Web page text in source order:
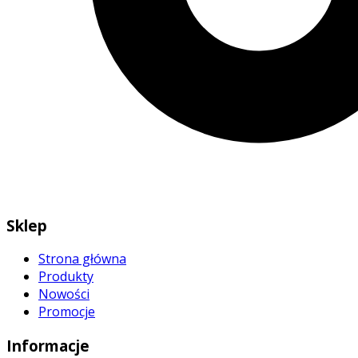
Sklep
Strona główna
Produkty
Nowości
Promocje
Informacje